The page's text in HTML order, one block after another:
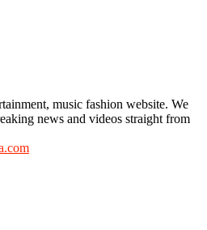
music fashion website. We
news and videos straight from